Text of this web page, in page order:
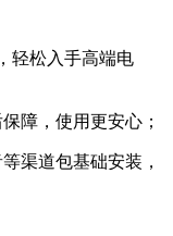
轻松入手高端电
障，使用更安心；
渠道包基础安装，